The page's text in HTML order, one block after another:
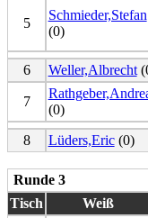
5
Schmieder,Stefan
(0)
6 Weller,Albrecht
7
(0)
8 Lüders,Eric(0)
Runde 3
Tisch
Weiß